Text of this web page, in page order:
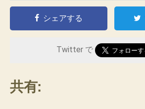
シェアする
Twitter で
共有: